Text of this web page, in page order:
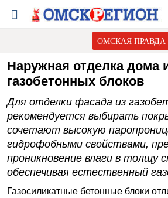
ОМСКАЯ ПРАВДА
Наружная отделка дома
газобетонных блоков
Для отделки фасада из
рекомендуется выбирать
сочетают высокую
гидрофобными свойствами,
проникновение влаги в толщу
обеспечивая естественный
Газосиликатные бетонные блоки